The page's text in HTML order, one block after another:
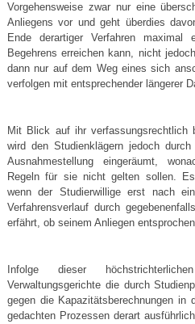
Vorgehensweise zwar nur eine
Anliegens vor und geht überdies
Ende derartiger Verfahren maximal
Begehrens erreichen kann, nicht
dann nur auf dem Weg eines sich
verfolgen mit entsprechender längerer
Mit Blick auf ihr verfassungsrechtlich
wird den Studienklägern jedoch
Ausnahmestellung eingeräumt,
Regeln für sie nicht gelten sollen.
wenn der Studierwillige erst nach
Verfahrensverlauf durch
erfährt, ob seinem Anliegen
Infolge dieser
Verwaltungsgerichte die durch
gegen die Kapazitätsberechnungen in
gedachten Prozessen derart